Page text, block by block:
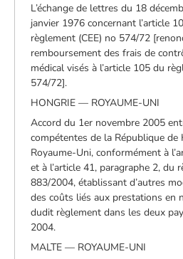
L’échange de lettres du 18
janvier 1976 concernant l’article
règlement (CEE) no 574/72
remboursement des frais de
médical visés à l’article 105 du
574/72].
HONGRIE — ROYAUME-UNI
Accord du 1er novembre 2005
compétentes de la République de
Royaume-Uni, conformément à
et à l’article 41, paragraphe 2, du
883/2004, établissant d’autres
des coûts liés aux prestations en
dudit règlement dans les deux
2004.
MALTE — ROYAUME-UNI